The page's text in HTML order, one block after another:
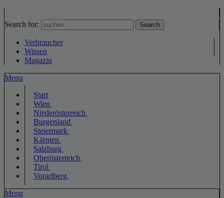
Search for: Search
Verbraucher
Wissen
Magazin
Menu
Start
Wien
Niederösterreich
Burgenland
Steiermark
Kärnten
Salzburg
Oberösterreich
Tirol
Vorarlberg
Menu